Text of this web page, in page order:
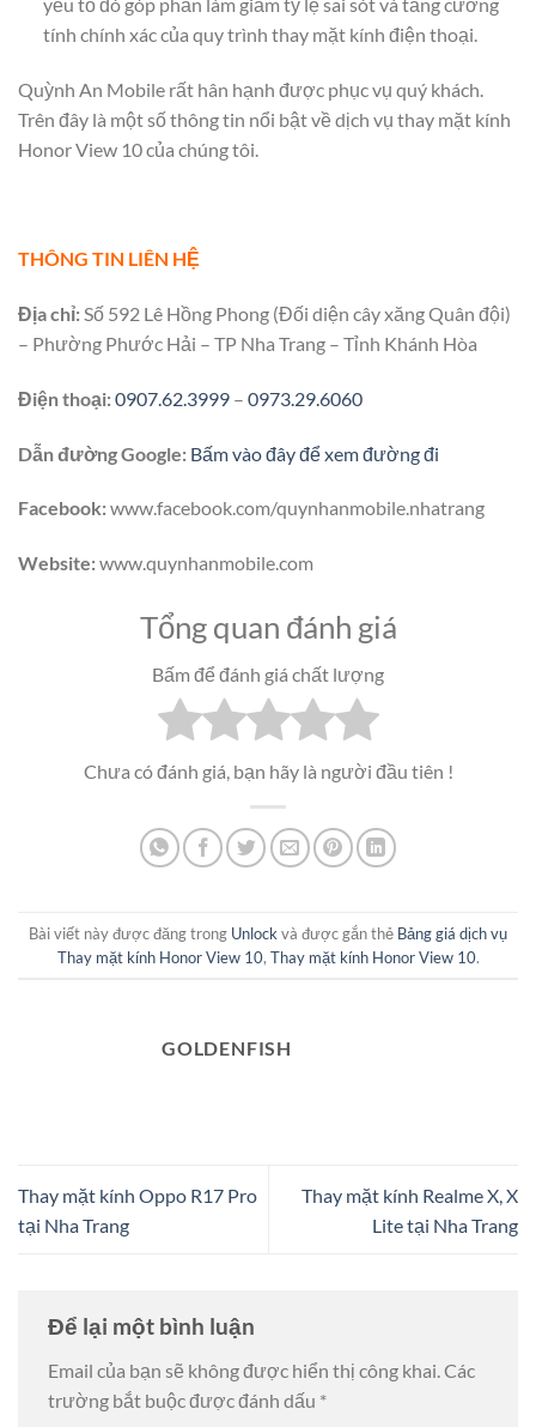
tính chính xác của quy trình thay mặt kính điện thoại.
Quỳnh An Mobile rất hân hạnh được phục vụ quý khách.
Trên đây là một số thông tin nổi bật về dịch vụ thay mặt kính
Honor View 10 của chúng tôi.
THÔNG TIN LIÊN HỆ
Địa chỉ:Số 592 Lê Hồng Phong (Đối diện cây xăng Quân đội)
– Phường Phước Hải – TP Nha Trang – Tỉnh Khánh Hòa
Điện thoại:0907.62.3999 – 0973.29.6060
Dẫn đường Google: Bấm vào đây để xem đường đi
Facebook:www.facebook.com/quynhanmobile.nhatrang
Website:www.quynhanmobile.com
Tổng quan đánh giá
Bấm để đánh giá chất lượng
Chưa có đánh giá, bạn hãy là người đầu tiên !
Bài viết này được đăng trong Unlockvà được gắn thẻ Bảng giá dịch vụ
Thay mặt kính Honor View 10, Thay mặt kính Honor View 10.
GOLDENFISH
Thay mặt kính Oppo R17 Pro
tại Nha Trang
Thay mặt kính Realme X, X
Lite tại Nha Trang
Để lại một bình luận
Email của bạn sẽ không được hiển thị công khai.Các
trường bắt buộc được đánh dấu *